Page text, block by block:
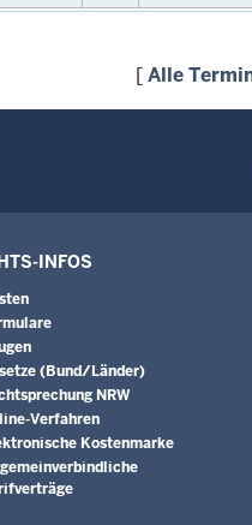
[Alle
INFOS
(Bund/Länder)
NRW
Verfahren
Kostenmarke